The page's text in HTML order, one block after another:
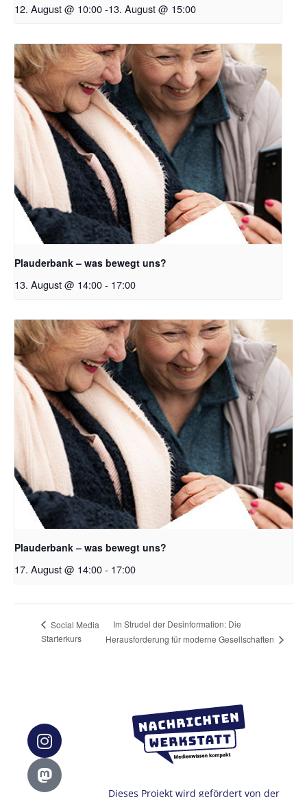
12. August @ 10:00-13. August @ 15:00
Plauderbank – was bewegt uns?
13. August @ 14:00- 17:00
Plauderbank – was bewegt uns?
17. August @ 14:00- 17:00
Social Media
Starterkurs
Im Strudel der Desinformation: Die
Herausforderung für moderne Gesellschaften
Dieses Projekt wird gefördert von der